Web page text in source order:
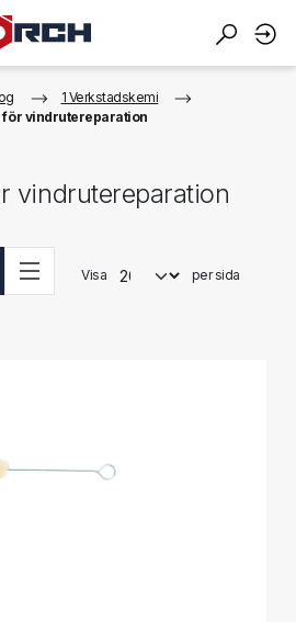
1 Verkstadskemi
vindrutereparation
vindrutereparation
Visa per sida